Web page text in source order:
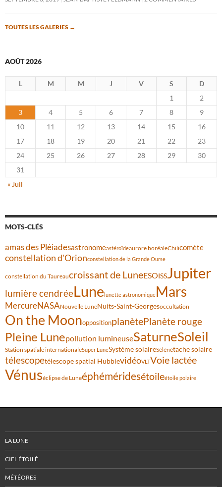
TOUTES LES GALERIES →
AOÛT 2026
L M M J V S
D
1
2
3
4 5 6 7 8
9
10
11 12 13 14 15
16
17
18 19 20 21 22
23
24
25 26 27 28 29
30
31
« Juil
MOTS-CLÉS
amas des Pléiadesastronomeastéroïdeaurore boréaleChilicomète
constellation d'Orionconstellation de la Grande Ourse
constellation du Taureaucroissant de LuneESOISSJupiter
lumière cendréeLunelunette astronomiqueMars
MercureNASANouvelle LuneNuits-Saint-Georgesoccultation
On the MoonoppositionplanètePlanète rouge
Pleine Lunepollution lumineuseSaturneSoleil
Station spatiale internationaleSuper LuneSystème solaireSélénétache solaire
télescopetélescope spatial HubblevidéoVLTVoie lactée
Vénuséclipse de Luneéphéméridesétoileétoile polaire
LA LUNE
CIEL ÉTOILÉ
MÉTÉORES